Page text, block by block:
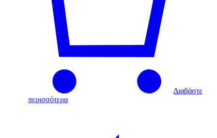
Διαβάστε
περισσότερα